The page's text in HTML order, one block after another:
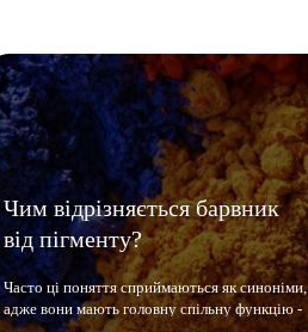
Чим відрізняється барвник
від пігменту?
Часто ці поняття сприймаються як синоніми,
адже вони мають головну спільну функцію -